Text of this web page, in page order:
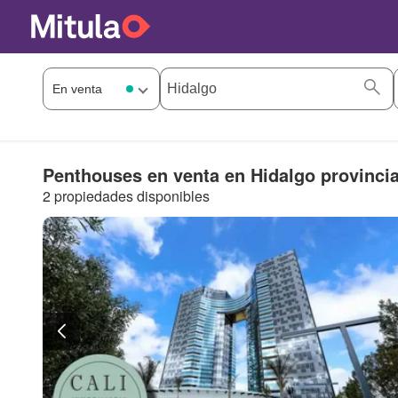
Penthouses en venta en Hidalgo
2 propiedades disponibles